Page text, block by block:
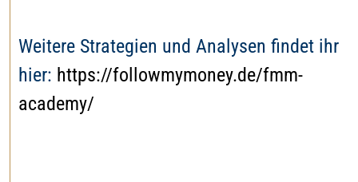
Weitere Strategien und Analysen findet ihr
hier: https://followmymoney.de/fmm-
academy/